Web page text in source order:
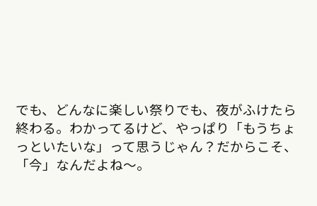
でも、どんなに楽しい祭りでも、夜がふけたら
終わる。わかってるけど、やっぱり「もうちょ
っといたいな」って思うじゃん？だからこそ、
「今」なんだよね〜。